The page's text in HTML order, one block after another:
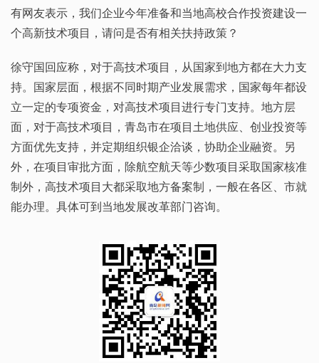
有网友表示，我们企业今年准备和当地高校合作投资建设一
个高新技术项目，请问是否有相关扶持政策？
徐守国回应称，对于高技术项目，从国家到地方都在大力支
持。国家层面，根据不同时期产业发展需求，国家每年都设
立一定的专项资金，对高技术项目进行专门支持。地方层
面，对于高技术项目，青岛市在项目土地供应、创业投资等
方面优先支持，并定期组织银企洽谈，协助企业融资。另
外，在项目审批方面，除航空航天等少数项目采取国家核准
制外，高技术项目大都采取地方备案制，一般在各区、市就
能办理。具体可到当地发展改革部门咨询。